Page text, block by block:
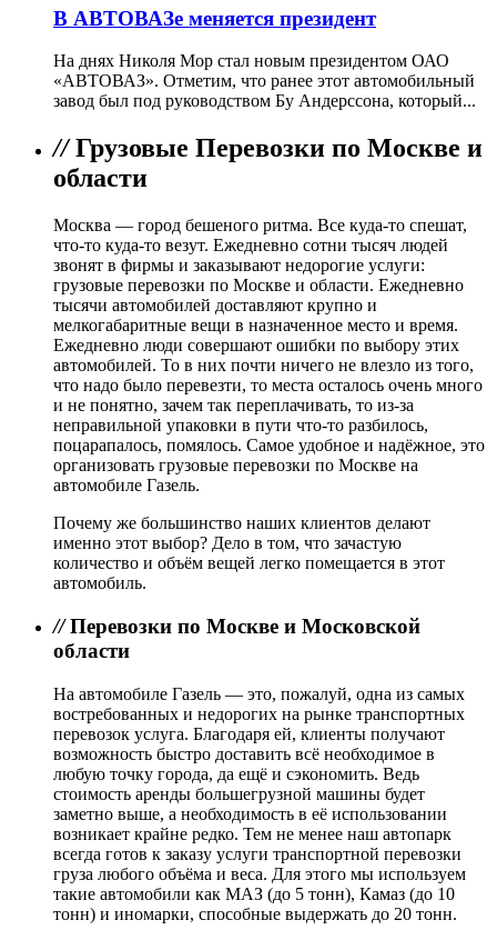
В АВТОВАЗе меняется президент
На днях Николя Мор стал новым президентом ОАО
«АВТОВАЗ». Отметим, что ранее этот автомобильный
завод был под руководством Бу Андерссона, который...
//Грузовые Перевозки по Москве и
области
Москва — город бешеного ритма. Все куда-то спешат,
что-то куда-то везут. Ежедневно сотни тысяч людей
звонят в фирмы и заказывают недорогие услуги:
грузовые перевозки по Москве и области. Ежедневно
тысячи автомобилей доставляют крупно и
мелкогабаритные вещи в назначенное место и время.
Ежедневно люди совершают ошибки по выбору этих
автомобилей. То в них почти ничего не влезло из того,
что надо было перевезти, то места осталось очень много
и не понятно, зачем так переплачивать, то из-за
неправильной упаковки в пути что-то разбилось,
поцарапалось, помялось. Самое удобное и надёжное, это
организовать грузовые перевозки по Москве на
автомобиле Газель.
Почему же большинство наших клиентов делают
именно этот выбор? Дело в том, что зачастую
количество и объём вещей легко помещается в этот
автомобиль.
//Перевозки по Москве и Московской
области
На автомобиле Газель — это, пожалуй, одна из самых
востребованных и недорогих на рынке транспортных
перевозок услуга. Благодаря ей, клиенты получают
возможность быстро доставить всё необходимое в
любую точку города, да ещё и сэкономить. Ведь
стоимость аренды большегрузной машины будет
заметно выше, а необходимость в её использовании
возникает крайне редко. Тем не менее наш автопарк
всегда готов к заказу услуги транспортной перевозки
груза любого объёма и веса. Для этого мы используем
такие автомобили как МАЗ (до 5 тонн), Камаз (до 10
тонн) и иномарки, способные выдержать до 20 тонн.